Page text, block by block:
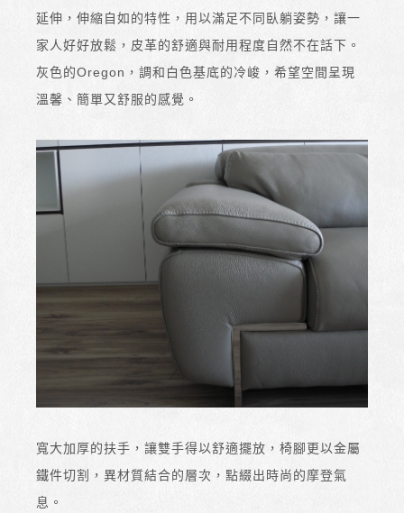
延伸，伸縮自如的特性，用以滿足不同臥躺姿勢，讓一
家人好好放鬆，皮革的舒適與耐用程度自然不在話下。
灰色的Oregon，調和白色基底的冷峻，希望空間呈現
溫馨、簡單又舒服的感覺。
寬大加厚的扶手，讓雙手得以舒適擺放，椅腳更以金屬
鐵件切割，異材質結合的層次，點綴出時尚的摩登氣
息。